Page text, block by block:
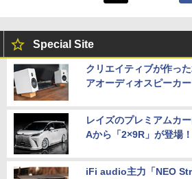
Special Site
クリエイティブが作っ
アオーディオスピーカー
レイズのプレミアムカ
Aから「2×9R」が登場！
iFi audio主力「NEO